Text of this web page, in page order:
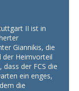
II ist in
Giannikis, die
der Heimvorteil
der FCS die
ein enges,
die